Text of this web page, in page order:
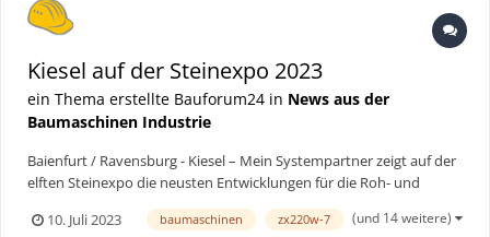
Kiesel auf der Steinexpo 2023
ein Thema erstellte Bauforum24 in News aus der
Baumaschinen Industrie
Baienfurt / Ravensburg - Kiesel – Mein Systempartner zeigt auf der
elften Steinexpo die neusten Entwicklungen für die Roh- und
B30E in der Sonderfläche „Quarry Vision“ zu bestaunen sein.
10. Juli 2023 baumaschinen zx220w-7 (und 14 weitere)